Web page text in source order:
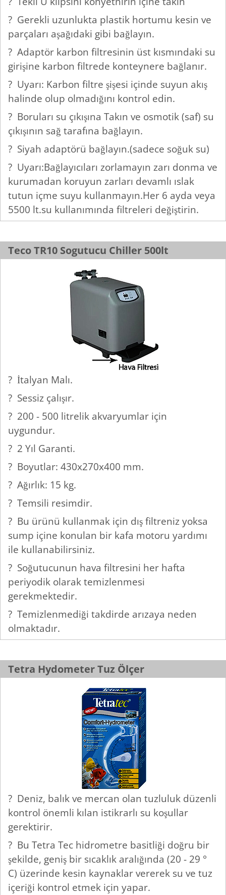
? Gerekli uzunlukta plastik hortumu kesin ve
parçaları aşağıdaki gibi bağlayın.
? Adaptör karbon filtresinin üst kısmındaki su
girişine karbon filtrede konteynere bağlanır.
? Uyarı: Karbon filtre şişesi içinde suyun akış
halinde olup olmadığını kontrol edin.
? Boruları su çıkışına Takın ve osmotik (saf) su
çıkışının sağ tarafına bağlayın.
? Siyah adaptörü bağlayın.(sadece soğuk su)
? Uyarı:Bağlayıcıları zorlamayın zarı donma ve
kurumadan koruyun zarları devamlı ıslak
tutun içme suyu kullanmayın.Her 6 ayda veya
5500 lt.su kullanımında filtreleri değiştirin.
Teco TR10 Sogutucu Chiller 500lt
? İtalyan Malı.
? Sessiz çalışır.
? 200 - 500 litrelik akvaryumlar için
uygundur.
? 2 Yıl Garanti.
? Boyutlar: 430x270x400 mm.
? Ağırlık: 15 kg.
? Temsili resimdir.
? Bu ürünü kullanmak için dış filtreniz yoksa
sump içine konulan bir kafa motoru yardımı
ile kullanabilirsiniz.
? Soğutucunun hava filtresini her hafta
periyodik olarak temizlenmesi
gerekmektedir.
? Temizlenmediği takdirde arızaya neden
olmaktadır.
Tetra Hydometer Tuz Ölçer
? Deniz, balık ve mercan olan tuzluluk düzenli
kontrol önemli kılan istikrarlı su koşullar
gerektirir.
? Bu Tetra Tec hidrometre basitliği doğru bir
şekilde, geniş bir sıcaklık aralığında (20 - 29 °
C) üzerinde kesin kaynaklar vererek su ve tuz
içeriği kontrol etmek için yapar.